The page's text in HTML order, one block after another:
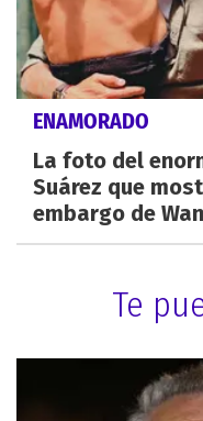
ENAMORADO
La foto del
Suárez que
embargo de
Te